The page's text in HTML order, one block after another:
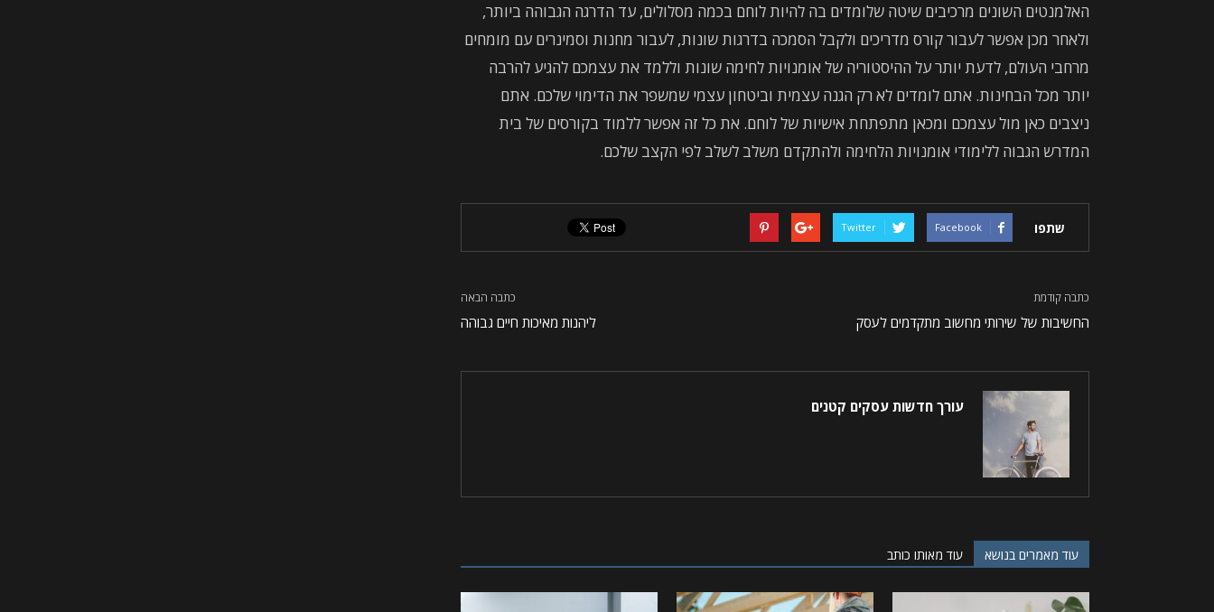
האלמנטים השונים מרכיבים שיטה שלומדים בה להיות לוחם בכמה מסלולים, עד הדרגה הגבוהה ביותר,
ולאחר מכן אפשר לעבור קורס מדריכים ולקבל הסמכה בדרגות שונות, לעבור מחנות וסמינרים עם מומחים
מרחבי העולם, לדעת יותר על ההיסטוריה של אומנויות לחימה שונות וללמד את עצמכם להגיע להרבה
יותר מכל הבחינות. אתם לומדים לא רק הגנה עצמית וביטחון עצמי שמשפר את הדימוי שלכם. אתם
ניצבים כאן מול עצמכם ומכאן מתפתחת אישיות של לוחם. את כל זה אפשר ללמוד בקורסים של בית
המדרש הגבוה ללימודי אומנויות הלחימה ולהתקדם משלב לשלב לפי הקצב שלכם.
שתפו Facebook
Twitter
כתבה קודמת
החשיבות של שירותי מחשוב מתקדמים לעסק
כתבה הבאה
ליהנות מאיכות חיים גבוהה
עורך חדשות עסקים קטנים
עוד מאמרים בנושא עוד מאותו כותב